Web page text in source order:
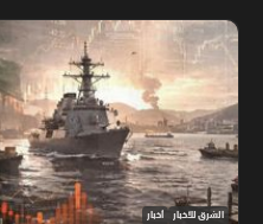
الشرق للأخبار أخبار